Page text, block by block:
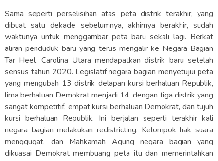
Sama seperti perselisihan atas peta distrik terakhir, yang
dibuat satu dekade sebelumnya, akhirnya berakhir, sudah
waktunya untuk menggambar peta baru sekali lagi. Berkat
aliran penduduk baru yang terus mengalir ke Negara Bagian
Tar Heel, Carolina Utara mendapatkan distrik baru setelah
sensus tahun 2020. Legislatif negara bagian menyetujui peta
yang mengubah 13 distrik delapan kursi berhaluan Republik,
lima berhaluan Demokrat menjadi 14, dengan tiga distrik yang
sangat kompetitif, empat kursi berhaluan Demokrat, dan tujuh
kursi berhaluan Republik. Ini berjalan seperti terakhir kali
negara bagian melakukan redistricting. Kelompok hak suara
menggugat, dan Mahkamah Agung negara bagian yang
dikuasai Demokrat membuang peta itu dan memerintahkan